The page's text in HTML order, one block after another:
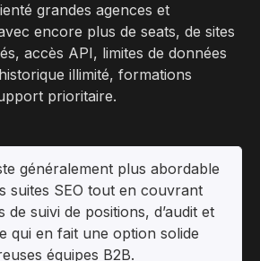
grandes agences et
encore plus de seats, de sites
accès API, limites de données
illimité, formations
prioritaire.
généralement plus abordable
suites SEO tout en couvrant
de suivi de positions, d’audit et
qui en fait une option solide
équipes B2B.​